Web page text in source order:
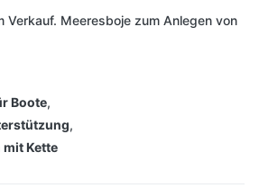
Verkauf. Meeresboje zum Anlegen von
Boote,
,
Kette